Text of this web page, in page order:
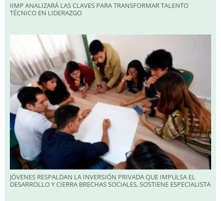
IIMP ANALIZARÁ LAS CLAVES PARA TRANSFORMAR TALENTO
TÉCNICO EN LIDERAZGO
JÓVENES RESPALDAN LA INVERSIÓN PRIVADA QUE IMPULSA EL
DESARROLLO Y CIERRA BRECHAS SOCIALES, SOSTIENE ESPECIALISTA